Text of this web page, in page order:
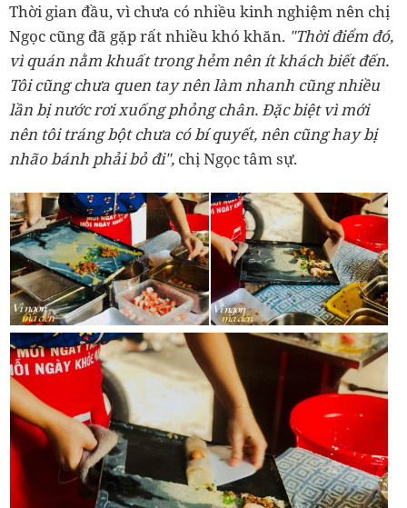
Thời gian đầu, vì chưa có nhiều kinh nghiệm nên chị
Ngọc cũng đã gặp rất nhiều khó khăn. "Thời điểm đó,
vì quán nằm khuất trong hẻm nên ít khách biết đến.
Tôi cũng chưa quen tay nên làm nhanh cũng nhiều
lần bị nước rơi xuống phỏng chân. Đặc biệt vì mới
nên tôi tráng bột chưa có bí quyết, nên cũng hay bị
nhão bánh phải bỏ đi", chị Ngọc tâm sự.